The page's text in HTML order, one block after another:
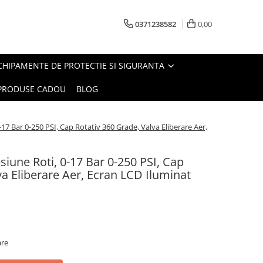
0371238582 0,00
DE PROTECTIE SI SIGURANTA
CADOU BLOG
Bar 0-250 PSI, Cap Rotativ 360 Grade, Valva Eliberare Aer,
Roti, 0-17 Bar 0-250 PSI, Cap
Eliberare Aer, Ecran LCD Iluminat